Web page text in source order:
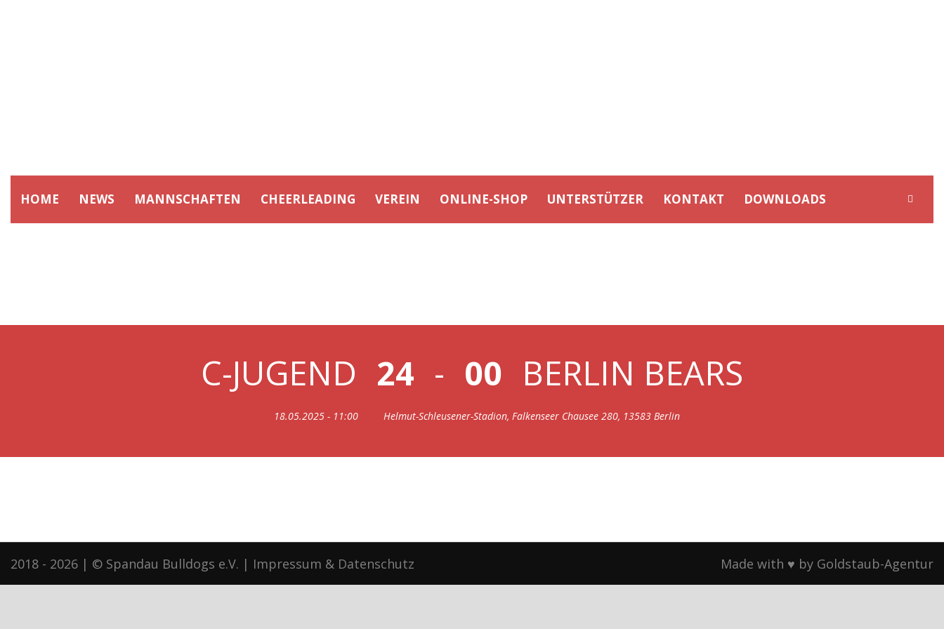
HOME NEWS MANNSCHAFTEN CHEERLEADING VEREIN ONLINE-SHOP UNTERSTÜTZER KONTAKT DOWNLOADS
C-JUGEND 24 - 00 BERLIN BEARS
18.05.2025 - 11:00 Helmut-Schleusener-Stadion, Falkenseer Chausee 280, 13583 Berlin
2018 - 2026 | © Spandau Bulldogs e.V. | Impressum & Datenschutz Made with ♥ by Goldstaub-Agentur